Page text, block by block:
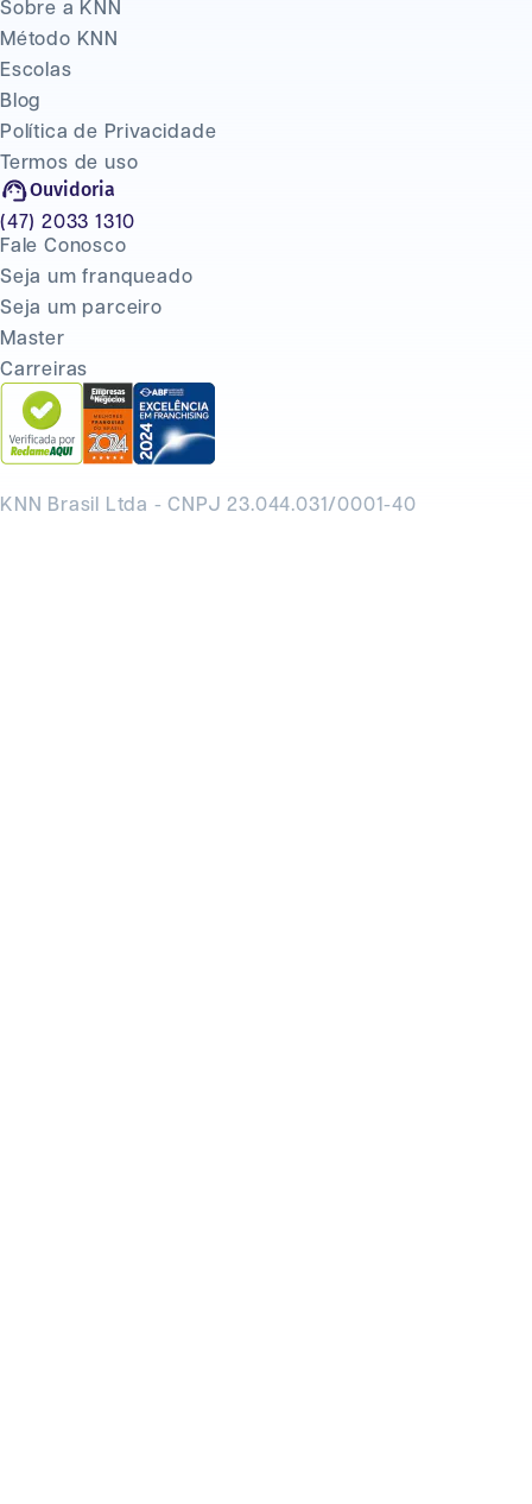
KNN Brasil Ltda - CNPJ 23.044.031/0001-40
Sobre a KNN
Método KNN
Escolas
Blog
Política de Privacidade
Termos de uso
Ouvidoria
(47) 2033 1310
Fale Conosco
Seja um franqueado
Seja um parceiro
Master
Carreiras